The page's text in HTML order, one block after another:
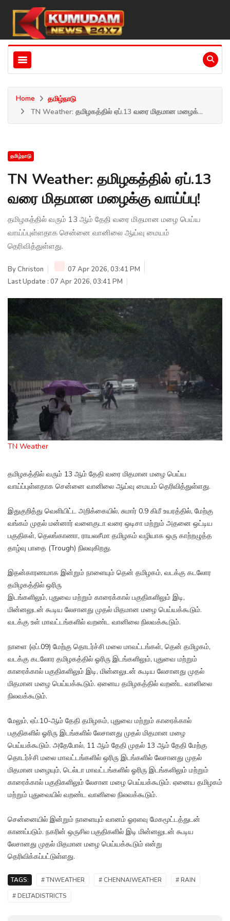
Home
தமிழ்நாடு
TN Weather: தமிழகத்தில் ஏப்.13 வரை மிதமான மழைக்...
தமிழ்நாடு
TN Weather: தமிழகத்தில் ஏப்.13
வரை மிதமான மழைக்கு வாய்ப்பு!
தமிழகத்தில் வரும் 13 ஆம் தேதி வரை மிதமான மழை பெய்ய
வாய்ப்புள்ளதாக சென்னை வானிலை ஆய்வு மையம்
தெரிவித்துள்ளது.
ByChriston
07 Apr 2026, 03:41 PM
Last Update : 07 Apr 2026, 03:41 PM
TN Weather
தமிழகத்தில் வரும் 13 ஆம் தேதி வரை மிதமான மழை பெய்ய
வாய்ப்புள்ளதாக சென்னை வானிலை ஆய்வு மையம் தெரிவித்துள்ளது.
இதுகுறித்து வெளியிட்ட அறிக்கையில், சுமார் 0.9 கிமீ உயரத்தில், மேற்கு
வங்கம் முதல் மன்னார் வளைகுடா வரை ஒடிசா மற்றும் அதனை ஒட்டிய
பகுதிகள், தெலங்காணா, ராயலசீமா தமிழகம் வழியாக ஒரு காற்றழுத்த
தாழ்வு பாதை (Trough) நிலவுகிறது.
இதன்காரணமாக இன்றும் நாளையும் தென் தமிழகம், வடக்கு கடலோர
தமிழகத்தில் ஒரிரு
இடங்களிலும், புதுவை மற்றும் காரைக்கால் பகுதிகளிலும் இடி,
மின்னலுடன் கூடிய லேசானது முதல் மிதமான மழை பெய்யக்கூடும்.
வடக்கு உள் மாவட்டங்களில் வறண்ட வானிலை நிலவக்கூடும்.
நாளை (ஏப்.09) மேற்கு தொடர்ச்சி மலை மாவட்டங்கள், தென் தமிழகம்,
வடக்கு கடலோர தமிழகத்தில் ஓரிரு இடங்களிலும், புதுவை மற்றும்
காரைக்கால் பகுதிகளிலும் இடி, மின்னலுடன் கூடிய லேசானது முதல்
மிதமான மழை பெய்யக்கூடும். ஏனைய தமிழகத்தில் வறண்ட வானிலை
நிலவக்கூடும்.
மேலும், ஏப்.10-ஆம் தேதி தமிழகம், புதுவை மற்றும் காரைக்கால்
பகுதிகளில் ஓரிரு இடங்களில் லேசானது முதல் மிதமான மழை
பெய்யக்கூடும். அதேபோல், 11 ஆம் தேதி முதல் 13 ஆம் தேதி மேற்கு
தொடர்ச்சி மலை மாவட்டங்களில் ஒரிரு இடங்களில் லேசானது முதல்
மிதமான மழையும், டெல்டா மாவட்டங்களில் ஓரிரு இடங்களிலும் மற்றும்
காரைக்கால் பகுதிகளிலும் லேசான மழை பெய்யக்கூடும். ஏனைய தமிழகம்
மற்றும் புதுவையில் வறண்ட வானிலை நிலவக்கூடும்.
சென்னையில் இன்றும் நாளையும் வானம் ஓரளவு மேகமூட்டத்துடன்
காணப்படும். நகரின் ஒருசில பகுதிகளில் இடி மின்னலுடன் கூடிய
லேசானது முதல் மிதமான மழை பெய்யக்கூடும் என்று
தெரிவிக்கப்பட்டுள்ளது.
TAGS: # TNWEATHER # CHENNAIWEATHER
# RAIN
# DELTADISTRICTS